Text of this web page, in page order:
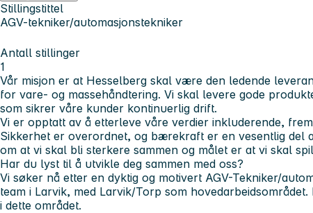
Stillingstittel
AGV-tekniker/automasjonstekniker
Antall stillinger
1
Vår misjon er at Hesselberg skal være den ledende
for vare- og massehåndtering. Vi skal levere gode
som sikrer våre kunder kontinuerlig drift.
Vi er opptatt av å etterleve våre verdier inkluderende,
Sikkerhet er overordnet, og bærekraft er en vesentlig del
om at vi skal bli sterkere sammen og målet er at vi skal
Har du lyst til å utvikle deg sammen med oss?
Vi søker nå etter en dyktig og motivert AGV-Tekniker/
team i Larvik, med Larvik/Torp som
i dette området.